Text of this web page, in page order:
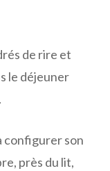
de rire et
le déjeuner
configurer son
près du lit,